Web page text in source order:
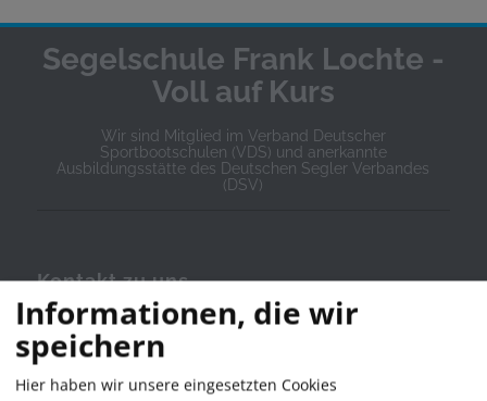
Segelschule Frank Lochte -
Voll auf Kurs
Wir sind Mitglied im Verband Deutscher
Sportbootschulen (VDS) und anerkannte
Ausbildungsstätte des Deutschen Segler Verbandes
(DSV)
Kontakt zu uns
Segelschule Frank Lochte
Stresemannstr. 11
Informationen, die wir
speichern
Hier haben wir unsere eingesetzten Cookies